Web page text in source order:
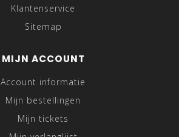
Klantenservice
Sitemap
MIJN ACCOUNT
Account informatie
Mijn bestellingen
Mijn tickets